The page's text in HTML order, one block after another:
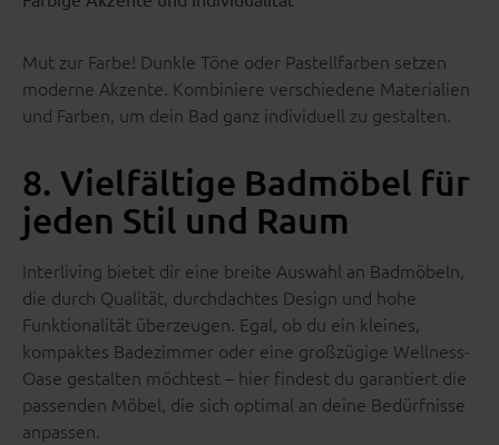
Mut zur Farbe! Dunkle Töne oder Pastellfarben setzen
moderne Akzente. Kombiniere verschiedene Materialien
und Farben, um dein Bad ganz individuell zu gestalten.
8. Vielfältige Badmöbel für
jeden Stil und Raum
Interliving bietet dir eine breite Auswahl an Badmöbeln,
die durch Qualität, durchdachtes Design und hohe
Funktionalität überzeugen. Egal, ob du ein kleines,
kompaktes Badezimmer oder eine großzügige Wellness-
Oase gestalten möchtest – hier findest du garantiert die
passenden Möbel, die sich optimal an deine Bedürfnisse
anpassen.